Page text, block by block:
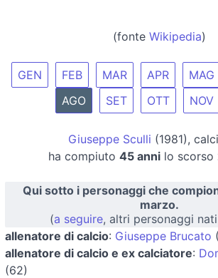
(fonte Wikipedia)
GEN FEB MAR APR MAG
AGO
SET OTT NOV
Giuseppe Sculli (1981),
ha compiuto 45 annilo scorso
Qui sotto i personaggi che
marzo.
(a seguire, altri personaggi nati
allenatore di calcio: Giuseppe Brucato
allenatore di calcio e ex calciatore:
(62)